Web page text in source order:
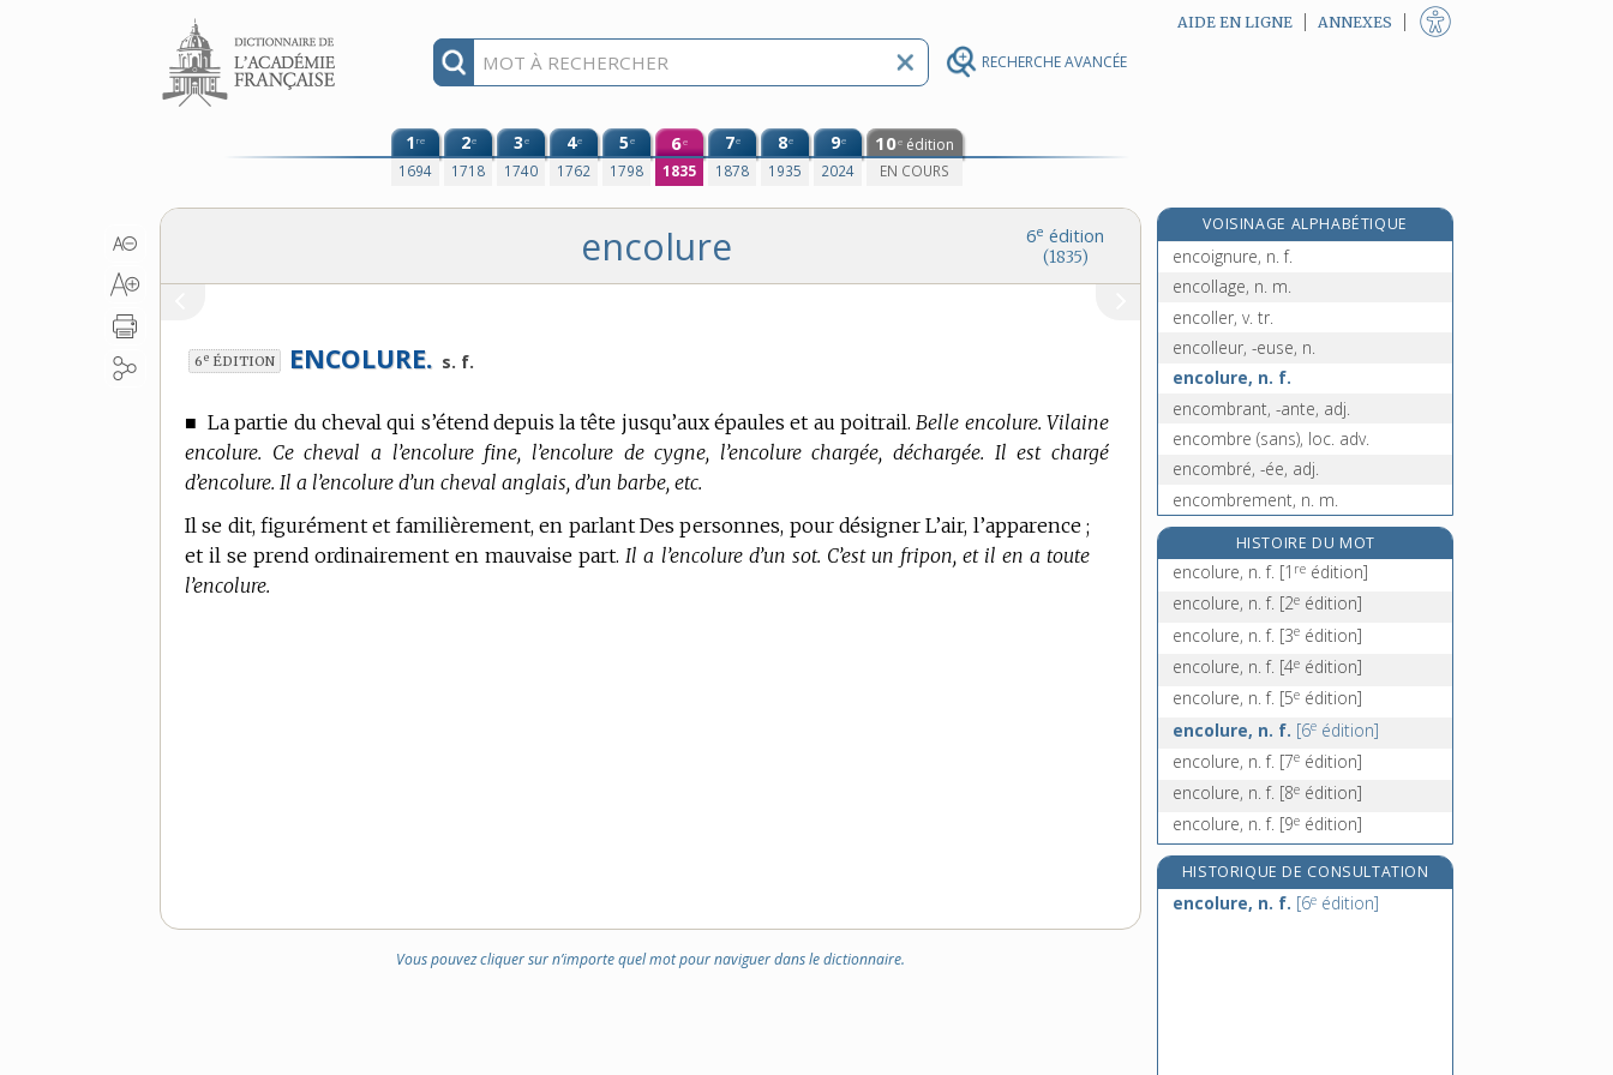
RECHERCHE AVANCÉE
Aller au contenu AIDE EN LIGNE ANNEXES
1re
1694
2e
1718
3e
1740
4e
1762
5e
1798
6e
1835
7e
1878
8e
1935
9e
2024
10e édition
EN COURS
6e édition
(1835)
encolure
6e ÉDITION ENCOLURE. s. f.
■ La partie du cheval qui s’étend depuis la tête jusqu’aux épaules et au poitrail. Belle encolure. Vilaine
encolure. Ce cheval a l’encolure fine, l’encolure de cygne, l’encolure chargée, déchargée. Il est chargé
d’encolure. Il a l’encolure d’un cheval anglais, d’un barbe, etc.
Il se dit, figurément et familièrement, en parlant Des personnes, pour désigner L’air, l’apparence ;
et il se prend ordinairement en mauvaise part. Il a l’encolure d’un sot. C’est un fripon, et il en a toute
l’encolure.
Vous pouvez cliquer sur n’importe quel mot pour naviguer dans le dictionnaire.
VOISINAGE ALPHABÉTIQUE
encoigner (s'), v. pron.
encoignure, n. f.
encollage, n. m.
encoller, v. tr.
encolleur, -euse, n.
encolure, n. f.
encombrant, -ante, adj.
encombre (sans), loc. adv.
encombré, -ée, adj.
encombrement, n. m.
encombrer, v. tr.
encomiastique, adj.
HISTOIRE DU MOT
encolure, n. f. [1 re édition]
encolure, n. f. [2e édition]
encolure, n. f. [3e édition]
encolure, n. f. [4e édition]
encolure, n. f. [5e édition]
encolure, n. f. [6e édition]
encolure, n. f. [7e édition]
encolure, n. f. [8e édition]
encolure, n. f. [9e édition]
HISTORIQUE DE CONSULTATION
encolure, n. f. [6e édition]